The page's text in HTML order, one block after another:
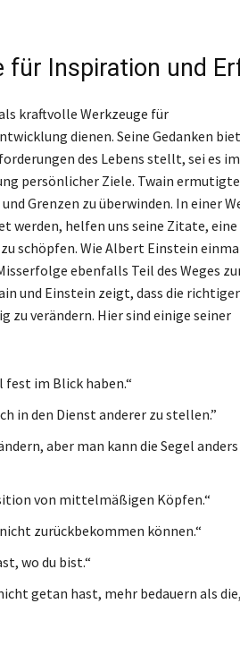
für Inspiration und
kraftvolle Werkzeuge für
dienen. Seine Gedanken
des Lebens stellt, sei es im
persönlicher Ziele. Twain ermutigte
Grenzen zu überwinden. In einer
werden, helfen uns seine Zitate, eine
schöpfen. Wie Albert Einstein
ebenfalls Teil des Weges
und Einstein zeigt, dass die
zu verändern. Hier sind einige seiner
fest im Blick haben.“
in den Dienst anderer zu stellen.”
aber man kann die Segel anders
von mittelmäßigen Köpfen.“
zurückbekommen können.“
wo du bist.“
getan hast, mehr bedauern als